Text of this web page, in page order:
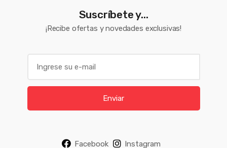
Suscríbete y...
¡Recibe ofertas y novedades exclusivas!
l
Enviar
Facebook Instagram